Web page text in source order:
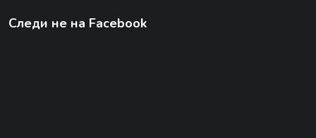
Следи не на Facebook